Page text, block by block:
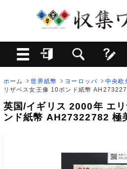
ホーム 世界紙幣 ヨーロッパ 中央欧
リザベス女王像 10ポンド紙幣
英国/イギリス 2000年 エ
ンド紙幣 AH27322782 極